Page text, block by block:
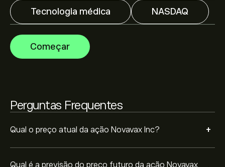
Tecnologia médica NASDAQ
Começar
Perguntas Frequentes
Qual o preço atual da ação Novavax Inc? +
Qual é a previsão do preço futuro da ação Novavax
Os analistas oferecem previsões para Novavax Inc com
base em tendências de mercado, relatórios financeiros
e projeções de crescimento. Descubra a previsão mais
recente para os movimentos futuros dos preços.
A capitalização bolsista de Novavax Inc é 1.31B‎$‎
Compra moderada.